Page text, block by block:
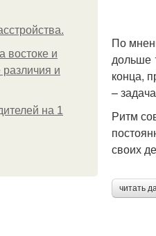
востоке и
различия и
на 1
По
дольше
конца,
–
Ритм
своих
читать